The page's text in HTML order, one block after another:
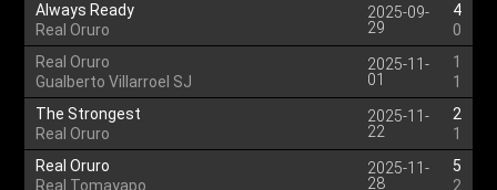
Always Ready
Real Oruro
2025-09-
29
4
0
Real Oruro
Gualberto Villarroel SJ
2025-11-
01
1
1
The Strongest
Real Oruro
2025-11-
22
2
1
Real Oruro
Real Tomayapo
2025-11-
28
5
2